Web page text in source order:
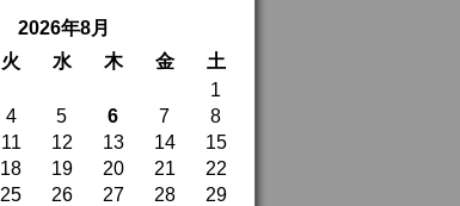
2026年8月
火 水 木 金 土
1
4 5 6 7
8
11 12 13 14
15
18 19 20 21
22
25 26 27 28
29